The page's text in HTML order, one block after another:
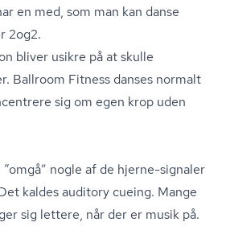
en med, som man kan danse
2og2.
bliver usikre på at skulle
Ballroom Fitness danses normalt
sig om egen krop uden
nogle af de hjerne-signaler
kaldes auditory cueing. Mange
sig lettere, når der er musik på.